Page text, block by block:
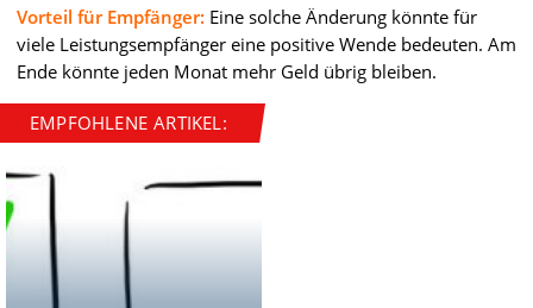
Vorteil für Empfänger: Eine solche Änderung könnte für
viele Leistungsempfänger eine positive Wende bedeuten. Am
Ende könnte jeden Monat mehr Geld übrig bleiben.
EMPFOHLENE ARTIKEL: